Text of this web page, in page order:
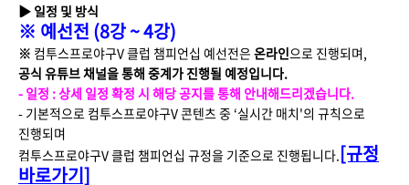
▶ 일정 및 방식
※ 예선전 (8강 ~ 4강)
※ 컴투스프로야구V 클럽 챔피언십 예선전은 온라인으로 진행되며,
공식 유튜브 채널을 통해 중계가 진행될 예정입니다.
- 일정 : 상세 일정 확정 시 해당 공지를 통해 안내해드리겠습니다.
​- 기본적으로 컴투스프로야구V 콘텐츠 중 ‘실시간 매치'의 규칙으로
진행되며
컴투스프로야구V 클럽 챔피언십 규정을 기준으로 진행됩니다. [규정
바로가기]